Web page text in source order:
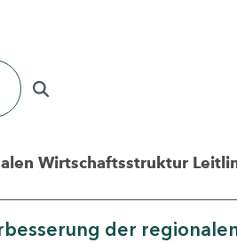
Wirtschaftsstruktur
der